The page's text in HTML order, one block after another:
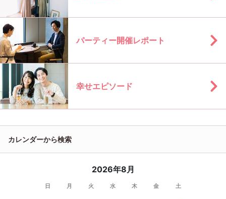
パーティー開催レポート
幸せエピソード
カレンダーから検索
2026年8月
日 月 火 水 木 金 土